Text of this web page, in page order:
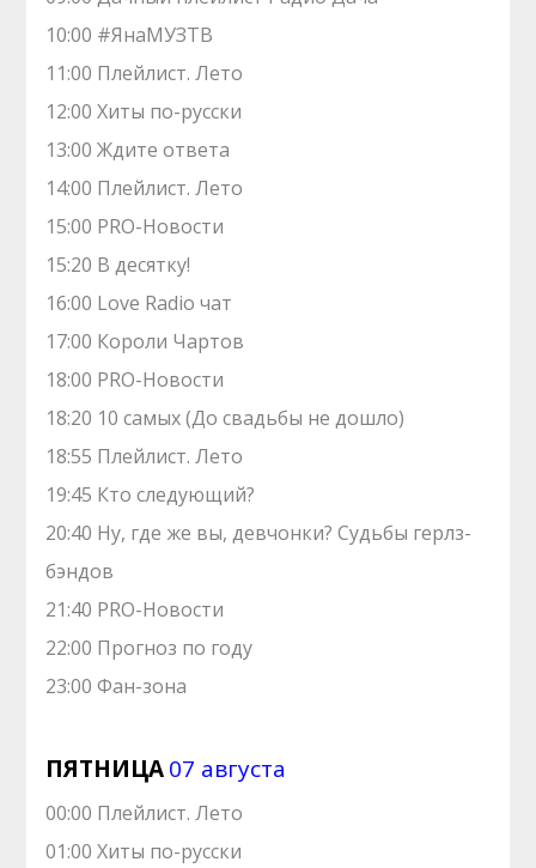
10:00 #ЯнаМУЗТВ
11:00 Плейлист. Лето
12:00 Хиты по-русски
13:00 Ждите ответа
14:00 Плейлист. Лето
15:00 PRO-Новости
15:20 В десятку!
16:00 Love Radio чат
17:00 Короли Чартов
18:00 PRO-Новости
18:20 10 самых (До свадьбы не дошло)
18:55 Плейлист. Лето
19:45 Кто следующий?
20:40 Ну, где же вы, девчонки? Судьбы герлз-
бэндов
21:40 PRO-Новости
22:00 Прогноз по году
23:00 Фан-зона
ПЯТНИЦА07 августа
00:00 Плейлист. Лето
01:00 Хиты по-русски